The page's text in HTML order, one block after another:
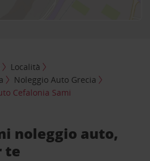
Località
Noleggio Auto Grecia
Cefalonia Sami
noleggio auto,
te